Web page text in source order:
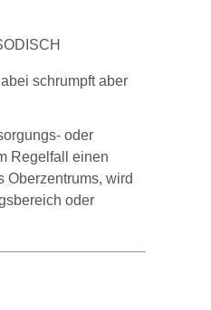
schrumpft aber
oder
Regelfall einen
Oberzentrums, wird
oder